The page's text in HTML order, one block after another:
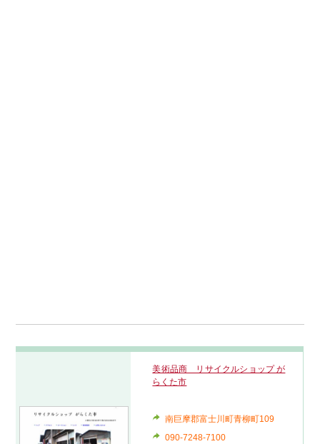
美術品商 リサイクルショップ が
らくた市
南巨摩郡富士川町青柳町109
090-7248-7100